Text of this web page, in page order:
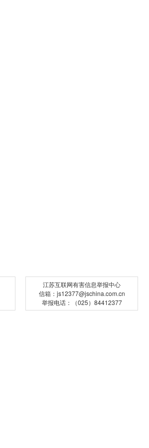
江苏互联网有害信息举报中心
信箱：js12377@jschina.com.cn
举报电话：（025）84412377